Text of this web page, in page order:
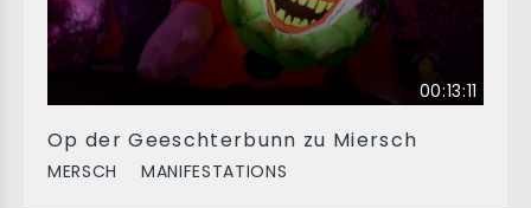
00:13:11
Op der Geeschterbunn zu Miersch
MERSCH MANIFESTATIONS